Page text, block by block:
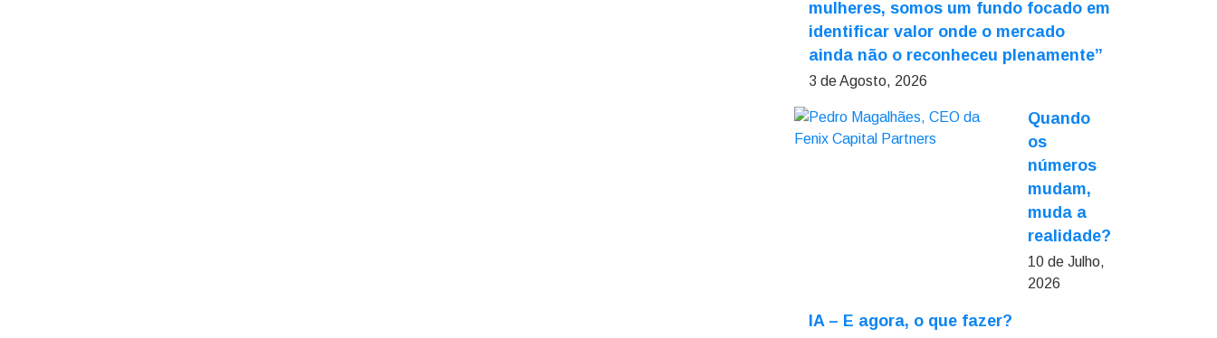
mulheres, somos um fundo focado em
identificar valor onde o mercado
ainda não o reconheceu plenamente”
3 de Agosto, 2026
Quando
os
números
mudam,
muda a
realidade?
10 de Julho,
2026
IA – E agora, o que fazer?